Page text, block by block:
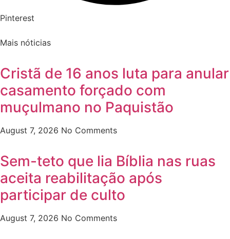
Pinterest
Mais nóticias
Cristã de 16 anos luta para anular
casamento forçado com
muçulmano no Paquistão
August 7, 2026 No Comments
Sem-teto que lia Bíblia nas ruas
aceita reabilitação após
participar de culto
August 7, 2026 No Comments